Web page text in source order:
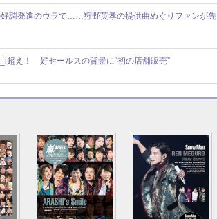
調発進のウラで……狩野英孝の提供曲めぐりファンが先
超え！ 好セールスの背景に“初の店舗販売”